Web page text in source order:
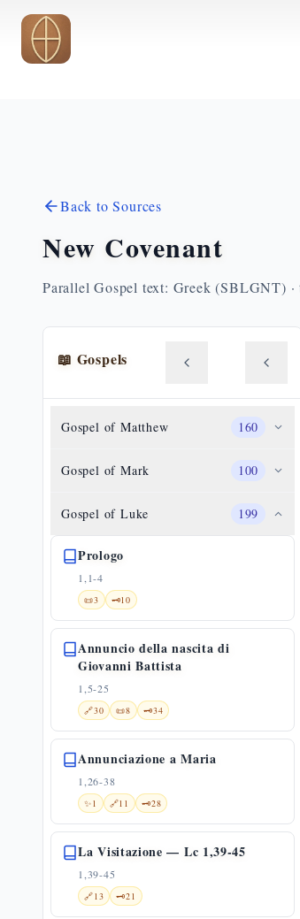
Skip to main content
Back to Sources
New Covenant
Parallel Gospel text: Greek (SBLGNT) ·
📖 Gospels
Gospel of Matthew 160
Gospel of Mark 100
Gospel of Luke 199
Prologo
1,1-4
📜3 🗝️10
Annuncio della nascita di
Giovanni Battista
1,5-25
🔗30 📜8 🗝️34
Annunciazione a Maria
1,26-38
✨1 🔗11 🗝️28
La Visitazione — Lc 1,39-45
1,39-45
🔗13 🗝️21